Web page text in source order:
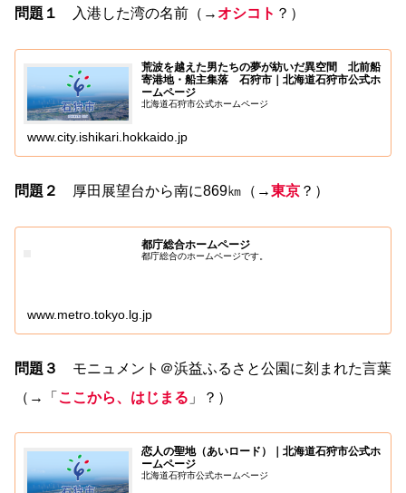
問題１ 入港した湾の名前（→オシコト ？）
荒波を越えた男たちの夢が紡いだ異空間 北前船
寄港地・船主集落 石狩市｜北海道石狩市公式ホ
ームページ
北海道石狩市公式ホームページ
www.city.ishikari.hokkaido.jp
問題２ 厚田展望台から南に869㎞（→東京 ？）
都庁総合ホームページ
都庁総合のホームページです。
www.metro.tokyo.lg.jp
問題３
モニュメント＠浜益ふるさと公園に刻まれた言葉
（→「 ここから、はじまる 」？）
恋人の聖地（あいロード）｜北海道石狩市公式ホ
ームページ
北海道石狩市公式ホームページ